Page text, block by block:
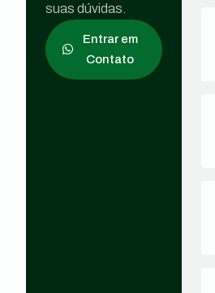
suas dúvidas.
Entrar em
Contato